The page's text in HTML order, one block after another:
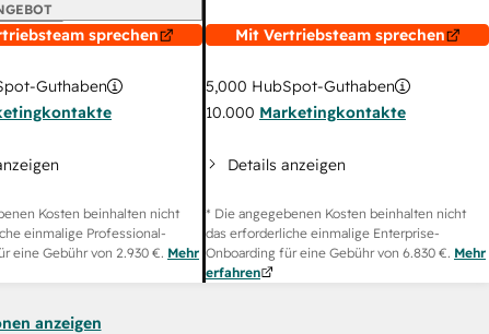
sprechen
Guthaben
Kosten beinhalten nicht
einmalige Professional-
eine Gebühr von 2.930 €. Mehr
Mit Vertriebsteam sprechen
5,000 HubSpot-Guthaben
10.000 Marketingkontakte
Details anzeigen
* Die angegebenen Kosten beinhalten nicht
das erforderliche einmalige Enterprise-
Onboarding für eine Gebühr von 6.830 €. Mehr
erfahren
anzeigen